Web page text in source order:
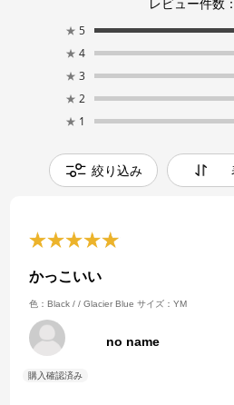
★ 5
★ 4
★ 3
★ 2
★ 1
絞り込み
かっこいい
色：Black / / Glacier Blue サイズ：YM
no name